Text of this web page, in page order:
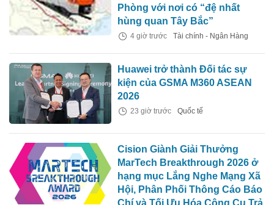
Phòng với nơi có “đệ nhất
hùng quan Tây Bắc”
4 giờ trước Tài chính - Ngân Hàng
Huawei trở thành Đối tác sự
kiện của GSMA M360 ASEAN
2026
23 giờ trước Quốc tế
Cision Giành Giải Thưởng
MarTech Breakthrough 2026 ở
hạng mục Lắng Nghe Mạng Xã
Hội, Phân Phối Thông Cáo Báo